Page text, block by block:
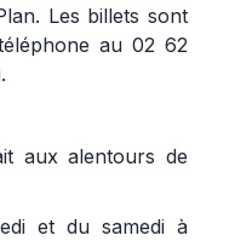
Les billets sont
au 02 62
aux alentours de
et du samedi à